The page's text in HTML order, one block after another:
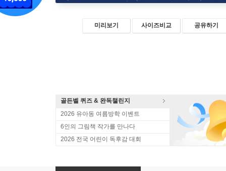
미리보기 사이즈비교 공유하기
골든벨 퀴즈 & 완독챌린지
2026 유아동 여름방학 이벤트
6인의 그림책 작가를 만나다
2026 전국 어린이 독후감 대회